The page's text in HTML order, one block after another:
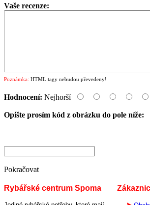
Vaše recenze:
Poznámka: HTML tagy nebudou převedeny!
Hodnocení: Nejhorší
Opište prosím kód z obrázku do pole níže:
Pokračovat
Rybářské centrum Spoma